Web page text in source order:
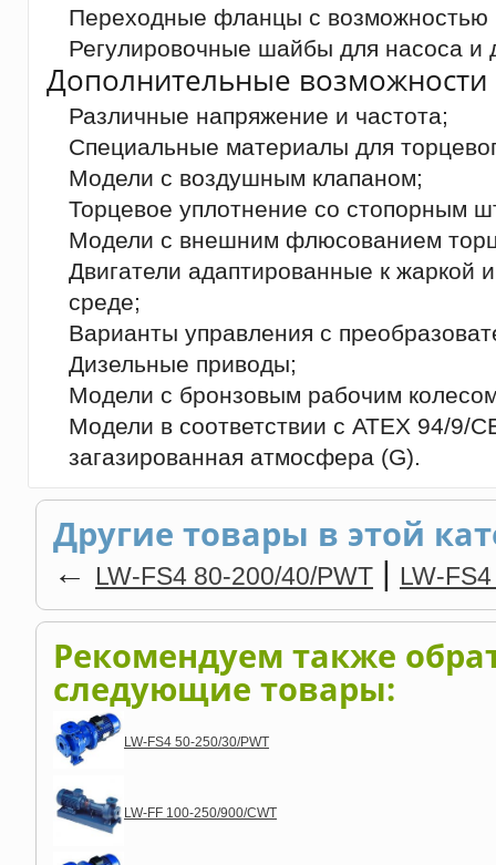
Переходные фланцы с возможностью
Регулировочные шайбы для насоса и
Дополнительные возможности
Различные напряжение и частота;
Специальные материалы для
Модели с воздушным клапаном;
Торцевое уплотнение со стопорным
Модели с внешним флюсованием
Двигатели адаптированные к
среде;
Варианты управления с
Дизельные приводы;
Модели с бронзовым рабочим
Модели в соответствии с ATEX 94/9/
загазированная атмосфера (G).
Другие товары в этой
← LW-FS4 80-200/40/PWT | LW-
Рекомендуем также
следующие товары:
LW-FS4 50-250/30/PWT
LW-FF 100-250/900/CWT